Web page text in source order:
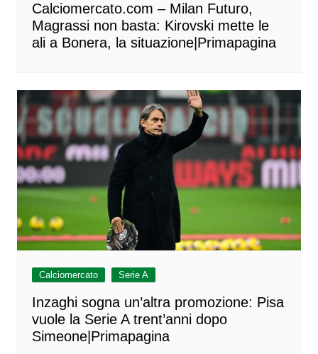
Calciomercato.com – Milan Futuro,
Magrassi non basta: Kirovski mette le
ali a Bonera, la situazione|Primapagina
Calciomercato Serie A
Inzaghi sogna un’altra promozione: Pisa
vuole la Serie A trent’anni dopo
Simeone|Primapagina